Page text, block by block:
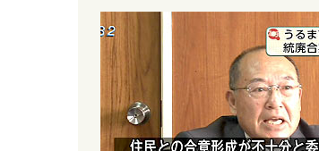
o
o
e
a
d
s